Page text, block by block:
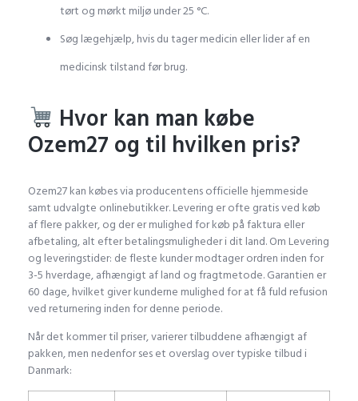
tørt og mørkt miljø under 25 °C.
Søg lægehjælp, hvis du tager medicin eller lider af en
medicinsk tilstand før brug.
Hvor kan man købe
Ozem27 og til hvilken pris?
Ozem27 kan købes via producentens officielle hjemmeside
samt udvalgte onlinebutikker. Levering er ofte gratis ved køb
af flere pakker, og der er mulighed for køb på faktura eller
afbetaling, alt efter betalingsmuligheder i dit land. Om Levering
og leveringstider: de fleste kunder modtager ordren inden for
3-5 hverdage, afhængigt af land og fragtmetode. Garantien er
60 dage, hvilket giver kunderne mulighed for at få fuld refusion
ved returnering inden for denne periode.
Når det kommer til priser, varierer tilbuddene afhængigt af
pakken, men nedenfor ses et overslag over typiske tilbud i
Danmark: